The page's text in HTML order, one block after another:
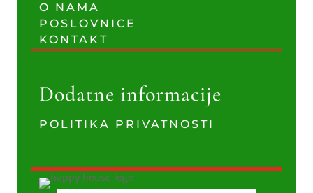
O NAMA
POSLOVNICE
KONTAKT
Dodatne informacije
POLITIKA PRIVATNOSTI